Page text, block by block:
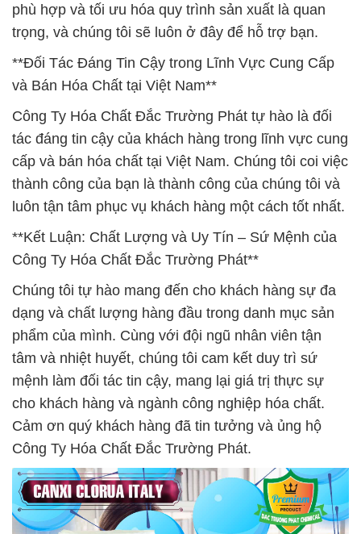
phù hợp và tối ưu hóa quy trình sản xuất là quan
trọng, và chúng tôi sẽ luôn ở đây để hỗ trợ bạn.
**Đối Tác Đáng Tin Cậy trong Lĩnh Vực Cung Cấp
và Bán Hóa Chất tại Việt Nam**
Công Ty Hóa Chất Đắc Trường Phát tự hào là đối
tác đáng tin cậy của khách hàng trong lĩnh vực cung
cấp và bán hóa chất tại Việt Nam. Chúng tôi coi việc
thành công của bạn là thành công của chúng tôi và
luôn tận tâm phục vụ khách hàng một cách tốt nhất.
**Kết Luận: Chất Lượng và Uy Tín – Sứ Mệnh của
Công Ty Hóa Chất Đắc Trường Phát**
Chúng tôi tự hào mang đến cho khách hàng sự đa
dạng và chất lượng hàng đầu trong danh mục sản
phẩm của mình. Cùng với đội ngũ nhân viên tận
tâm và nhiệt huyết, chúng tôi cam kết duy trì sứ
mệnh làm đối tác tin cậy, mang lại giá trị thực sự
cho khách hàng và ngành công nghiệp hóa chất.
Cảm ơn quý khách hàng đã tin tưởng và ủng hộ
Công Ty Hóa Chất Đắc Trường Phát.